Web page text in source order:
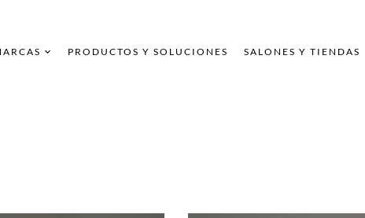
PRODUCTOS Y SOLUCIONES SALONES Y TIENDAS